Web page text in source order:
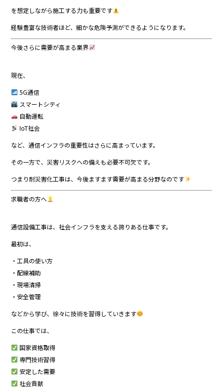
を想定しながら施工する力も重要です
経験豊富な技術者ほど、細かな危険予測ができるようになります。
今後さらに需要が高まる業界
現在、
5G通信
スマートシティ
自動運転
IoT社会
など、通信インフラの重要性はさらに高まっています。
その一方で、災害リスクへの備えも必要不可欠です。
つまり耐災害化工事は、今後ますます需要が高まる分野なのです
求職者の方へ
通信設備工事は、社会インフラを支える誇りある仕事です。
最初は、
・工具の使い方
・配線補助
・現場清掃
・安全管理
などから学び、徐々に技術を習得していきます
この仕事では、
国家資格取得
専門技術習得
安定した需要
社会貢献